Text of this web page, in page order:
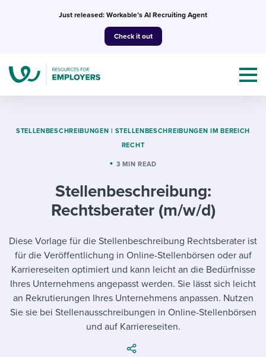
Just released: Workable’s AI Recruiting Agent
Check it out
Topics
Mobilizing AI in my work
Evaluating candidates
Working together with others
Maintaining hiring pipelines
Developing & retaining people
Templates & Guides
Job description templates
Interview question templates
Policy templates
Onboarding checklists
I’m a jobseeker
I WANT TO LEARN ABOUT...
Applying for a job
Interview process
Pay & benefits
Attend webinars & events
Workable customer stories
Explore Workable
STELLENBESCHREIBUNGEN | STELLENBESCHREIBUNGEN IM BEREICH
RECHT
3 MIN READ
Stellenbeschreibung:
Rechtsberater (m/w/d)
Diese Vorlage für die Stellenbeschreibung Rechtsberater ist
für die Veröffentlichung in Online-Stellenbörsen oder auf
Karriereseiten optimiert und kann leicht an die Bedürfnisse
Ihres Unternehmens angepasst werden. Sie lässt sich leicht
an Rekrutierungen Ihres Unternehmens anpassen. Nutzen
Sie sie bei Stellenausschreibungen in Online-Stellenbörsen
und auf Karriereseiten.